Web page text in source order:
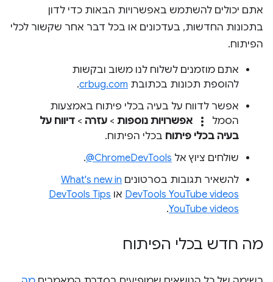
אתם יכולים להשתמש באפשרויות הבאות כדי לדון
בתכונות החדשות, בעדכונים או בכל דבר אחר שקשור לכלי
הפיתוח.
אתם מוזמנים לשלוח לנו משוב ובקשות
להוספת תכונות בכתובת crbug.com
.
אפשר לדווח על בעיה בכלי פיתוח באמצעות
הסמל
more_vert אפשרויות נוספות > עזרה > דיווח על
בעיה בכלי פיתוח בכלי הפיתוח.
שולחים ציוץ אל ‎@ChromeDevTools
.
להשאיר תגובות בסרטונים What's new in
DevTools YouTube videos או DevTools Tips
YouTube videos
.
מה חדש בכלי הפיתוח